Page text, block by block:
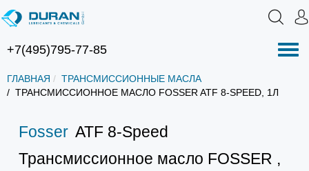
+7(495)795-77-85
ГЛАВНАЯ
ТРАНСМИССИОННЫЕ МАСЛА
ТРАНСМИССИОННОЕ МАСЛО FOSSER ATF 8-SPEED, 1Л
Fosser ATF 8-Speed
Трансмиссионное масло FOSSER ,